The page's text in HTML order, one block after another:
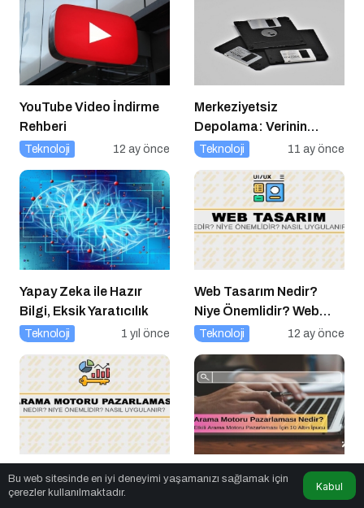
YouTube Video İndirme
Rehberi
Teknoloji 12 ay önce
Merkeziyetsiz
Depolama: Verinin
Geleceği Web3 ile
Teknoloji 11 ay önce
Yapay Zeka ile Hazır
Bilgi, Eksik Yaratıcılık
Teknoloji 1 yıl önce
Web Tasarım Nedir?
Niye Önemlidir? Web
Tasarım Nasıl Yapılır?
Teknoloji 12 ay önce
Arama Motoru
Pazarlaması Nedir?
Arama Motoru
Optimizasyonu (SEO)
Bu web sitesinde en iyi deneyimi yaşamanızı sağlamak için
çerezler kullanılmaktadır.
Kabul